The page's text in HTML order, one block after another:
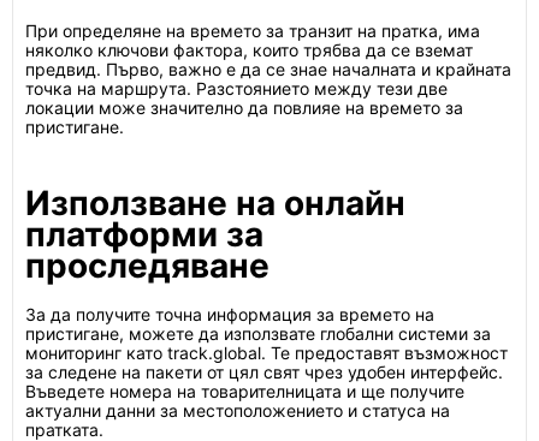
При определяне на времето за транзит на пратка, има
няколко ключови фактора, които трябва да се вземат
предвид. Първо, важно е да се знае началната и крайната
точка на маршрута. Разстоянието между тези две
локации може значително да повлияе на времето за
пристигане.
Използване на онлайн
платформи за
проследяване
За да получите точна информация за времето на
пристигане, можете да използвате глобални системи за
мониторинг като track.global. Те предоставят възможност
за следене на пакети от цял свят чрез удобен интерфейс.
Въведете номера на товарителницата и ще получите
актуални данни за местоположението и статуса на
пратката.